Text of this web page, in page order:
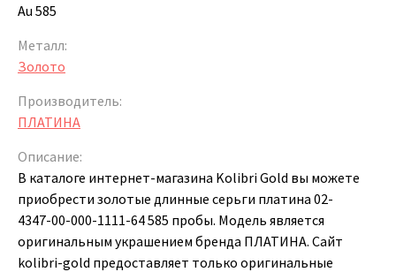
Au 585
Металл:
Золото
Производитель:
ПЛАТИНА
Описание:
В каталоге интернет-магазина Kolibri Gold вы можете
приобрести золотые длинные серьги платина 02-
4347-00-000-1111-64 585 пробы. Модель является
оригинальным украшением бренда ПЛАТИНА. Сайт
kolibri-gold предоставляет только оригинальные